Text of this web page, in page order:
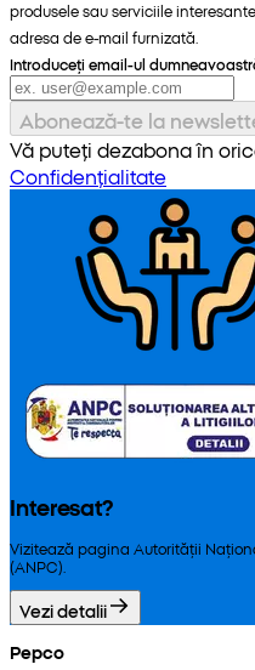
produsele sau serviciile
adresa de e-mail furnizată.
Introduceți email-ul
Abonează-te la
Vă puteți dezabona în
Confidențialitate
Interesat?
Vizitează pagina Autorității
(ANPC).
Vezi detalii
Pepco